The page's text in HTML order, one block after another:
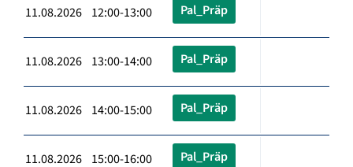
11.08.2026 12:00-13:00 Pal_Präp
11.08.2026 13:00-14:00 Pal_Präp
11.08.2026 14:00-15:00 Pal_Präp
11.08.2026 15:00-16:00 Pal_Präp